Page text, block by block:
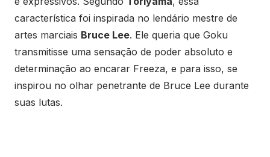
característica foi inspirada no lendário mestre de
artes marciais Bruce Lee. Ele queria que Goku
transmitisse uma sensação de poder absoluto e
determinação ao encarar Freeza, e para isso, se
inspirou no olhar penetrante de Bruce Lee durante
suas lutas.